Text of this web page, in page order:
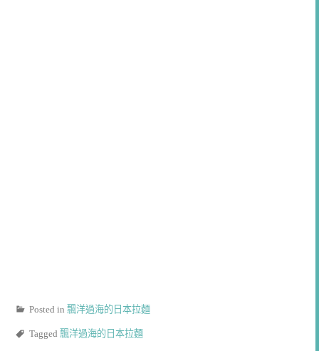
Posted in 飄洋過海的日本拉麵
Tagged 飄洋過海的日本拉麵